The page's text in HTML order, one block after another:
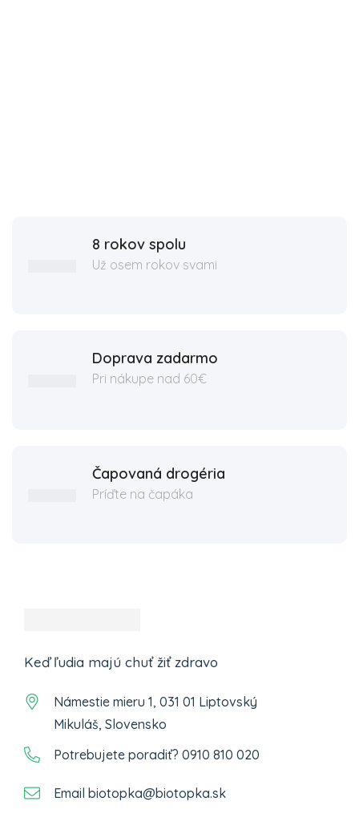
8 rokov spolu
Už osem rokov svami
Doprava zadarmo
Pri nákupe nad 60€
Čapovaná drogéria
Príďte na čapáka
Keď ľudia majú chuť žiť zdravo
Námestie mieru 1, 031 01 Liptovský
Mikuláš, Slovensko
Potrebujete poradiť? 0910 810 020
Email biotopka@biotopka.sk